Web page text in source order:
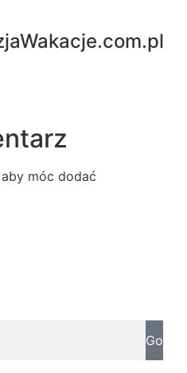
aby móc dodać
Go